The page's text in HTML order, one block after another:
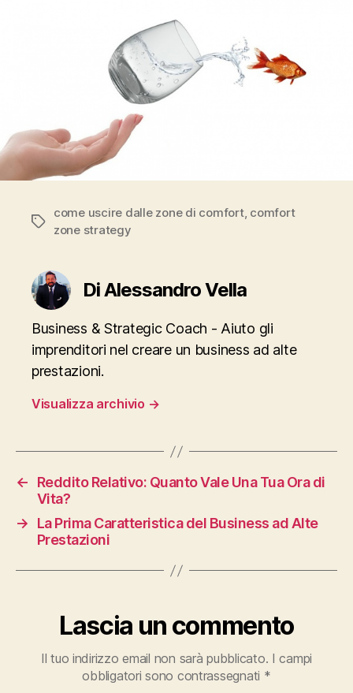
Tag
come uscire dalle zone di comfort, comfort
zone strategy
Di Alessandro Vella
Business & Strategic Coach - Aiuto gli
imprenditori nel creare un business ad alte
prestazioni.
Visualizza archivio →
←
Reddito Relativo: Quanto Vale Una Tua Ora di
Vita?
→
La Prima Caratteristica del Business ad Alte
Prestazioni
Lascia un commento
Il tuo indirizzo email non sarà pubblicato. I campi
obbligatori sono contrassegnati *